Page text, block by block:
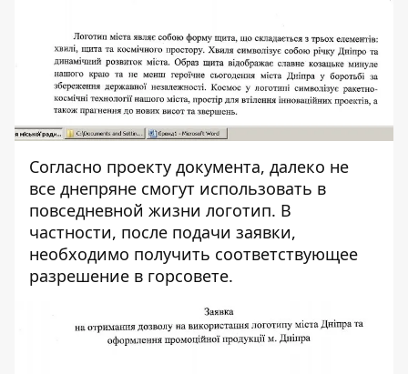
Согласно проекту документа, далеко не
все днепряне смогут использовать в
повседневной жизни логотип. В
частности, после подачи заявки,
необходимо получить соответствующее
разрешение в горсовете.